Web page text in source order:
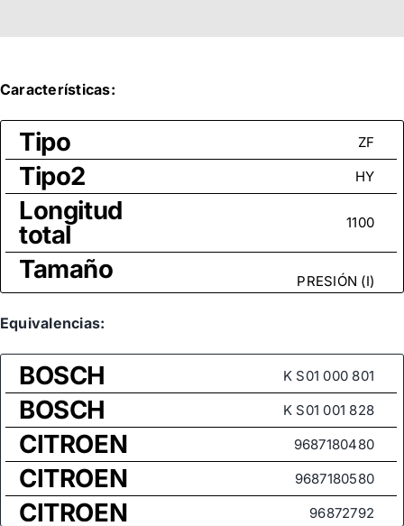
Características:
Tipo ZF
Tipo2 HY
Longitud
total 1100
Tamaño
rosca PRESIÓN (I)
Medida
de rosca
(rótula
axial)
Equivalencias:
BOSCH K S01 000 801
BOSCH K S01 001 828
CITROEN 9687180480
CITROEN 9687180580
CITROEN 96872792